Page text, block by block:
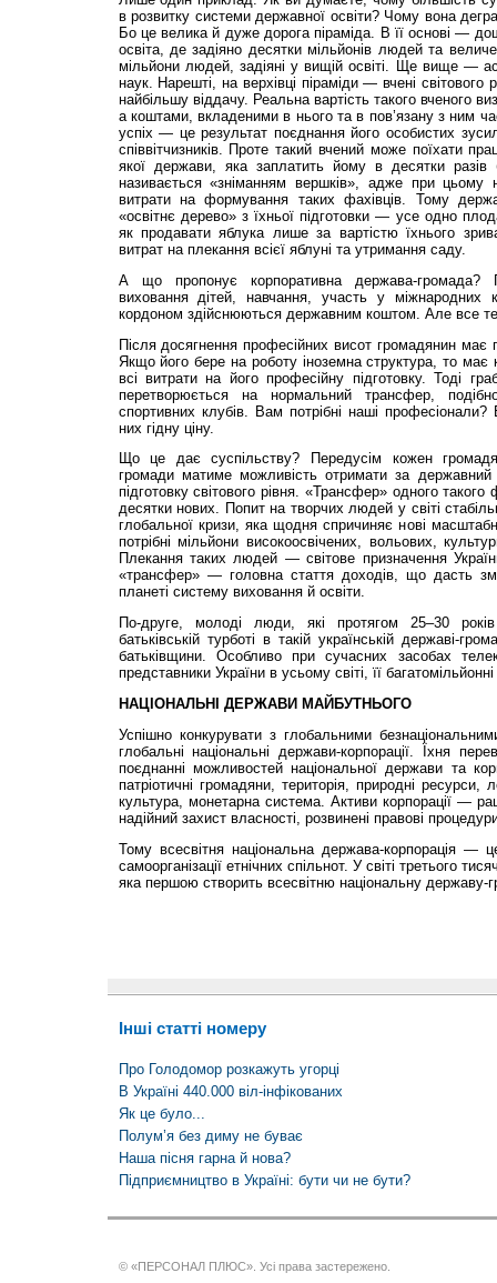
в розвитку системи державної освіти? Чому вона
Бо це велика й дуже дорога піраміда. В її основі —
освіта, де задіяно десятки мільйонів людей та
мільйони людей, задіяні у вищій освіті. Ще вище —
наук. Нарешті, на верхівці піраміди — вчені
найбільшу віддачу. Реальна вартість такого вченого
а коштами, вкладеними в нього та в пов’язану з ним
успіх — це результат поєднання його особистих
співвітчизників. Проте такий вчений може поїхати
якої держави, яка заплатить йому в десятки
називається «зніманням вершків», адже при цьому
витрати на формування таких фахівців. Тому
«освітнє дерево» з їхньої підготовки — усе одно
як продавати яблука лише за вартістю їхнього
витрат на плекання всієї яблуні та утримання саду.
А що пропонує корпоративна держава-
виховання дітей, навчання, участь у міжнародних
кордоном здійснюються державним коштом. Але все
Після досягнення професійних висот громадянин
Якщо його бере на роботу іноземна структура, то має
всі витрати на його професійну підготовку. Тоді
перетворюється на нормальний трансфер,
спортивних клубів. Вам потрібні наші
них гідну ціну.
Що це дає суспільству? Передусім кожен
громади матиме можливість отримати за
підготовку світового рівня. «Трансфер» одного такого
десятки нових. Попит на творчих людей у світі
глобальної кризи, яка щодня спричиняє нові
потрібні мільйони високоосвічених, вольових,
Плекання таких людей — світове призначення
«трансфер» — головна стаття доходів, що дасть
планеті систему виховання й освіти.
По-друге, молоді люди, які протягом 25–30
батьківській турботі в такій українській державі-
батьківщини. Особливо при сучасних засобах
представники України в усьому світі, її
НАЦІОНАЛЬНІ ДЕРЖАВИ МАЙБУТНЬОГО
Успішно конкурувати з глобальними
глобальні національні держави-корпорації. Їхня
поєднанні можливостей національної держави та
патріотичні громадяни, територія, природні ресурси,
культура, монетарна система. Активи корпорації —
надійний захист власності, розвинені правові
Тому всесвітня національна держава-корпорація —
самоорганізації етнічних спільнот. У світі третього
яка першою створить всесвітню національну
Інші статті номеру
Про Голодомор розкажуть угорці
В Україні 440.000 віл-інфікованих
Як це було...
Полум’я без диму не буває
Наша пісня гарна й нова?
Підприємництво в Україні: бути чи не бути?
© «ПЕРСОНАЛ ПЛЮС». Усі права застережено.